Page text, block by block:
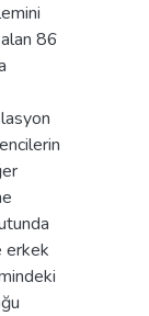
86
erkek